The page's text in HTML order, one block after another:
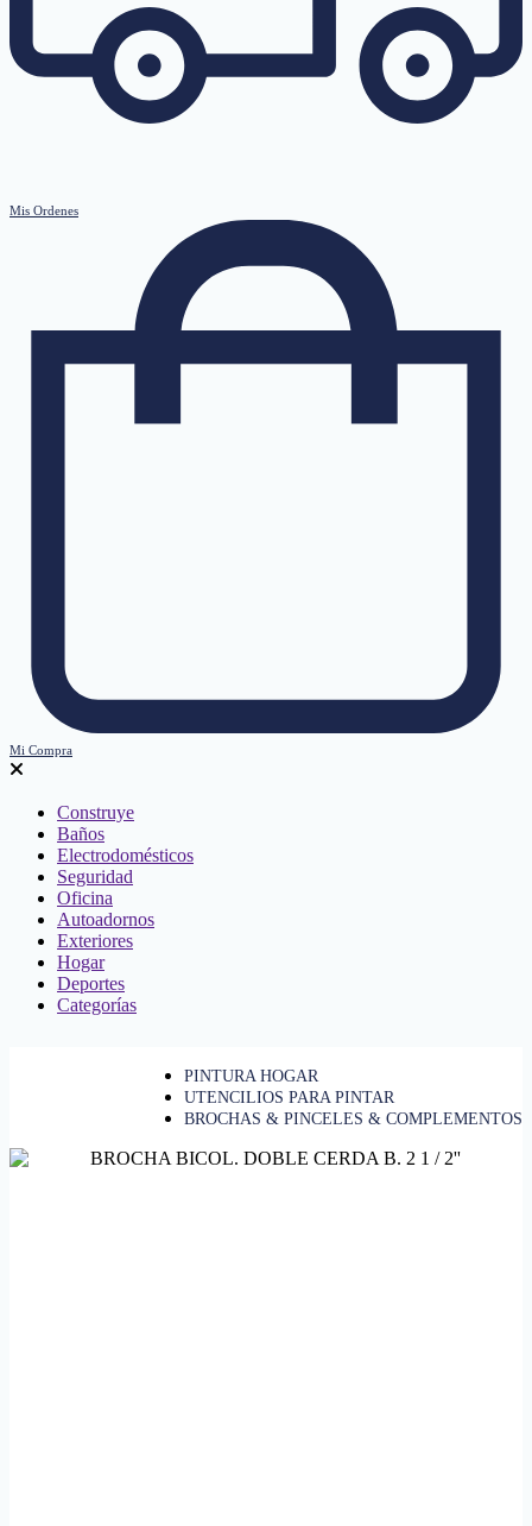
Mis Ordenes
Mi Compra
Construye
Baños
Electrodomésticos
Seguridad
Oficina
Autoadornos
Exteriores
Hogar
Deportes
Categorías
PINTURA HOGAR
UTENCILIOS PARA PINTAR
BROCHAS & PINCELES & COMPLEMENTOS